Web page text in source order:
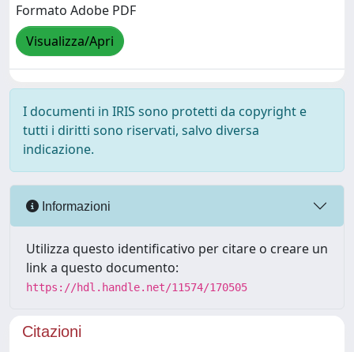
Formato Adobe PDF
Visualizza/Apri
I documenti in IRIS sono protetti da copyright e
tutti i diritti sono riservati, salvo diversa
indicazione.
Informazioni
Utilizza questo identificativo per citare o creare un
link a questo documento:
https://hdl.handle.net/11574/170505
Citazioni